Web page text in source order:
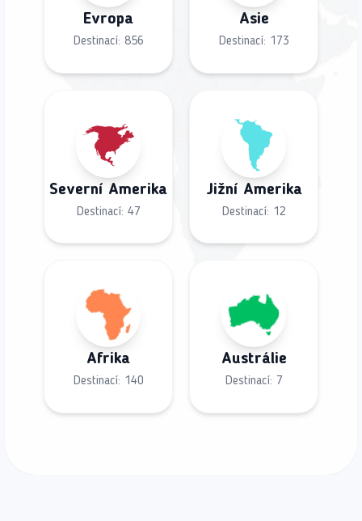
Evropa
Destinací: 856
Asie
Destinací: 173
Severní Amerika
Destinací: 47
Jižní Amerika
Destinací: 12
Afrika
Destinací: 140
Austrálie
Destinací: 7